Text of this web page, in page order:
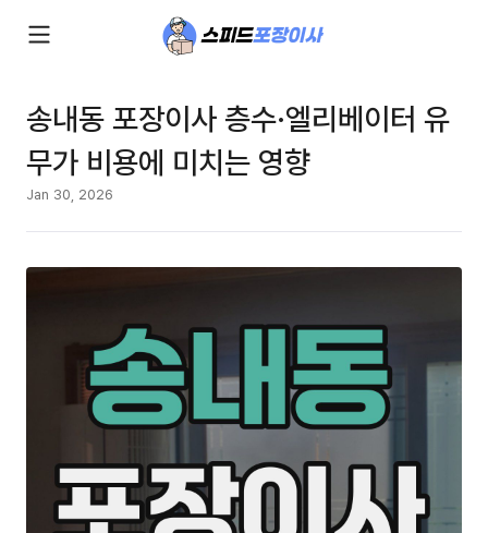
송내동 포장이사 층수·엘리베이터 유
무가 비용에 미치는 영향
Jan 30, 2026